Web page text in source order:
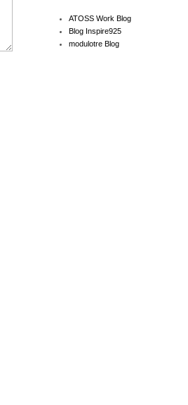
ATOSS Work Blog
Blog Inspire925
modulotre Blog